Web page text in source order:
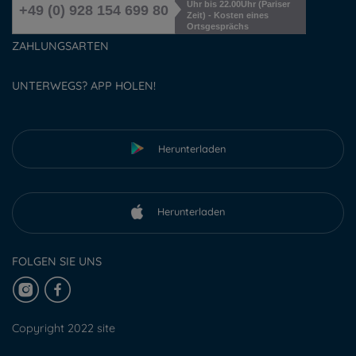
+49 (0) 928 154 699 80
Uhr bis 22.00Uhr (Pariser
Zeit) - Kosten eines
Ortsgesprächs
ZAHLUNGSARTEN
UNTERWEGS? APP HOLEN!
Herunterladen
Herunterladen
FOLGEN SIE UNS
Copyright 2022 site